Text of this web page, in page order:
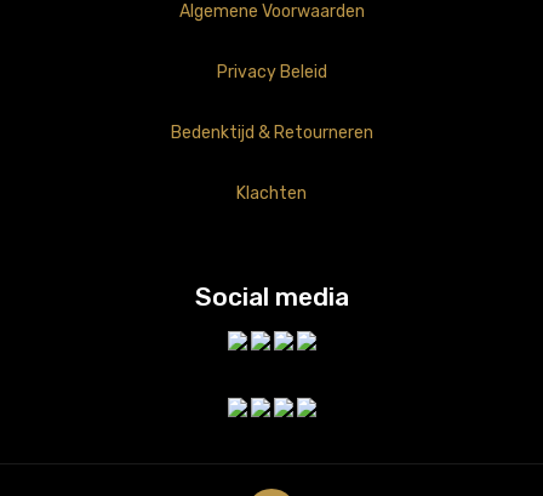
Algemene Voorwaarden
Privacy Beleid
Bedenktijd & Retourneren
Klachten
Social media